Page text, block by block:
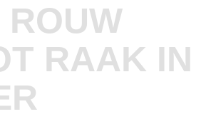
ROUW
RAAK IN